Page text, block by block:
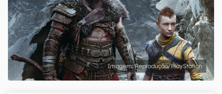
Reprodução/PlayStation